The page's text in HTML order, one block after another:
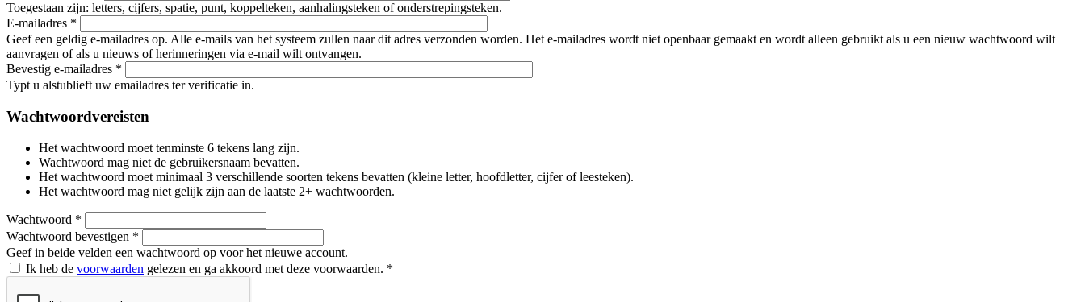
Toegestaan zijn: letters, cijfers, spatie, punt, koppelteken, aanhalingsteken of onderstrepingsteken.
E-mailadres *
Geef een geldig e-mailadres op. Alle e-mails van het systeem zullen naar dit adres verzonden worden. Het e-mailadres wordt niet openbaar gemaakt en wordt alleen gebruikt als u een nieuw wachtwoord wilt
aanvragen of als u nieuws of herinneringen via e-mail wilt ontvangen.
Bevestig e-mailadres *
Typt u alstublieft uw emailadres ter verificatie in.
Wachtwoordvereisten
Het wachtwoord moet tenminste 6 tekens lang zijn.
Wachtwoord mag niet de gebruikersnaam bevatten.
Het wachtwoord moet minimaal 3 verschillende soorten tekens bevatten (kleine letter, hoofdletter, cijfer of leesteken).
Het wachtwoord mag niet gelijk zijn aan de laatste 2+ wachtwoorden.
Wachtwoord *
Wachtwoord bevestigen *
Geef in beide velden een wachtwoord op voor het nieuwe account.
Ik heb de voorwaarden gelezen en ga akkoord met deze voorwaarden. *